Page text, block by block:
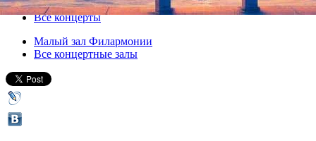
Все концерты
Малый зал Филармонии
Все концертные залы